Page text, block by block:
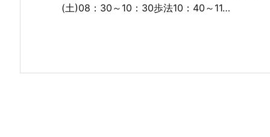
(土)08：30～10：30歩法10：40～11…